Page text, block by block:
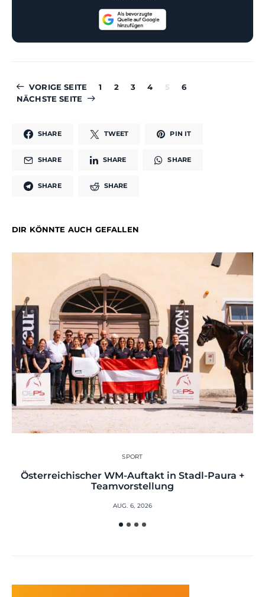
VORIGE SEITE 1 2 3 4 5
6
NÄCHSTE SEITE
SHARE TWEET PIN IT
SHARE SHARE SHARE
SHARE SHARE
DIR KÖNNTE AUCH GEFALLEN
SPORT
Österreichischer WM-Auftakt in Stadl-Paura +
Teamvorstellung
AUG. 6, 2026